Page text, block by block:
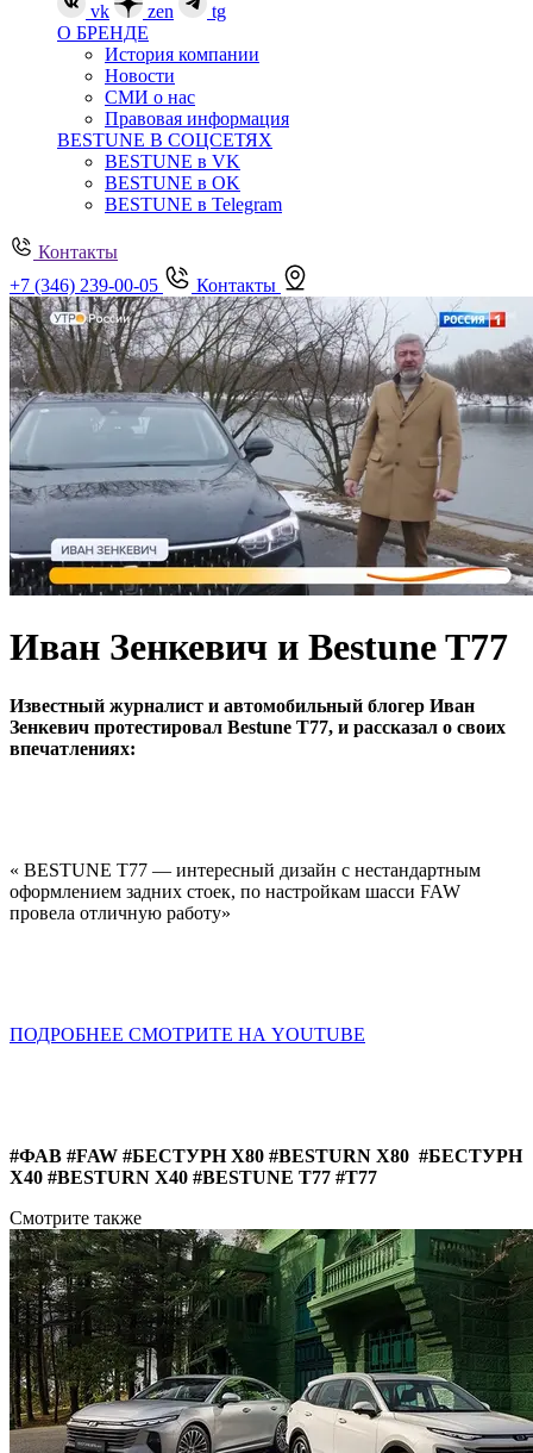
vk
zen
tg
О БРЕНДЕ
История компании
Новости
СМИ о нас
Правовая информация
BESTUNE В СОЦСЕТЯХ
BESTUNE в VK
BESTUNE в OK
BESTUNE в Telegram
Контакты
+7 (346) 239-00-05
Контакты
Иван Зенкевич и Bestune T77
Известный журналист и автомобильный блогер Иван
Зенкевич протестировал Bestune T77, и рассказал о своих
впечатлениях:
« BESTUNE T77 — интересный дизайн с нестандартным
оформлением задних стоек, по настройкам шасси FAW
провела отличную работу»
ПОДРОБНЕЕ СМОТРИТЕ НА YOUTUBE
#ФАВ #FAW #БЕСТУРН Х80 #BESTURN X80 #БЕСТУРН
Х40 #BESTURN X40 #BESTUNE T77 #T77
Смотрите также